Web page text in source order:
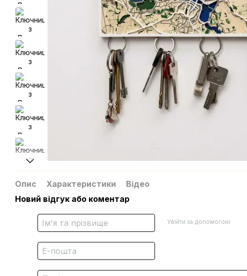
Опис Характеристики
Відео
Новий відгук або коментар
Увійти за допомогою